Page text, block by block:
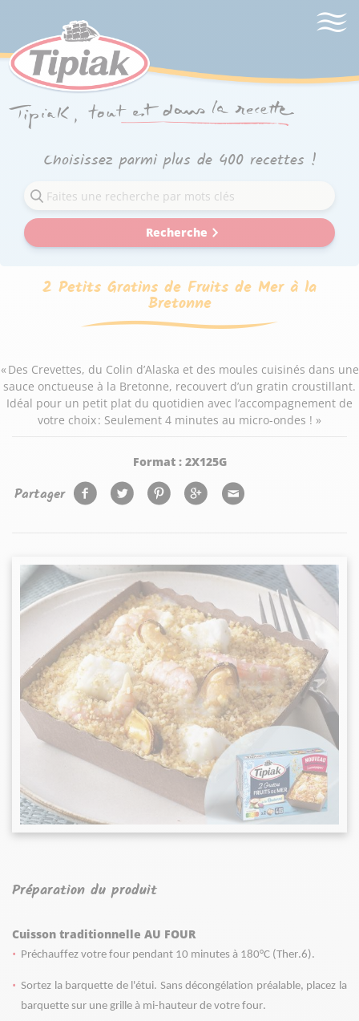
Choisissez parmi plus de 400 recettes !
Recherche
2 Petits Gratins de Fruits de Mer à la
Bretonne
« Des Crevettes, du Colin d’Alaska et des moules cuisinés dans une
sauce onctueuse à la Bretonne, recouvert d’un gratin croustillant.
Idéal pour un petit plat du quotidien avec l’accompagnement de
votre choix : Seulement 4 minutes au micro-ondes ! »
Format : 2X125G
Partager
Préparation du produit
Cuisson traditionnelle AU FOUR
Préchauffez votre four pendant 10 minutes à 180°C (Ther.6).
Sortez la barquette de l'étui. Sans décongélation préalable, placez la
barquette sur une grille à mi-hauteur de votre four.